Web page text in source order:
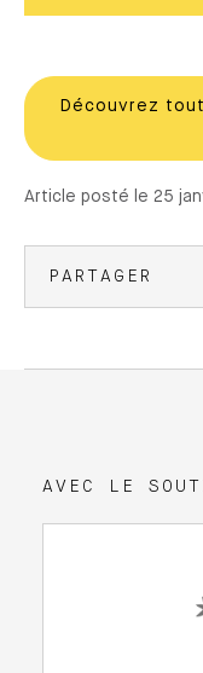
Découvrez
Article posté le 25
PARTAGER
AVEC LE